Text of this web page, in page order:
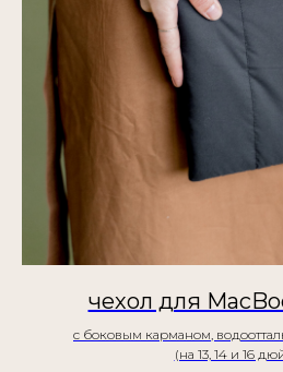
чехол для
с боковым карманом,
(на 13, 14 и 16